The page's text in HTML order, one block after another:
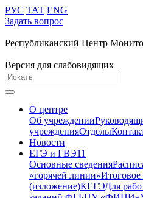
РУС ТАТ ENG
Задать вопрос
Республиканский Центр
Версия для слабовидящих
О центре
Об учреждении
учрежденияОтделы
Новости
ЕГЭ и ГВЭ11
Основные сведения
«горячей линии»Итоговое
(изложение)КЕГЭДля